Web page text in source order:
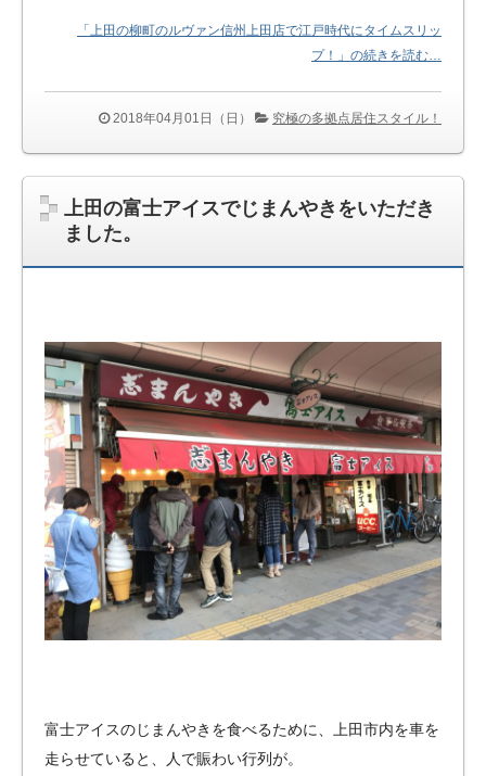
「上田の柳町のルヴァン信州上田店で江戸時代にタイムスリッ
プ！」の続きを読む…
2018年04月01日（日） 究極の多拠点居住スタイル！
上田の富士アイスでじまんやきをいただき
ました。
富士アイスのじまんやきを食べるために、上田市内を車を
走らせていると、人で賑わい行列が。